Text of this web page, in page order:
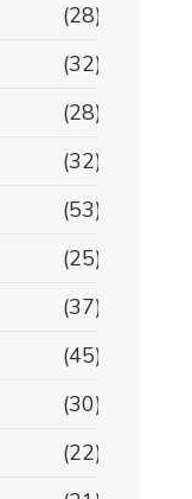
(28)
(32)
(28)
(32)
(53)
(25)
(37)
(45)
(30)
(22)